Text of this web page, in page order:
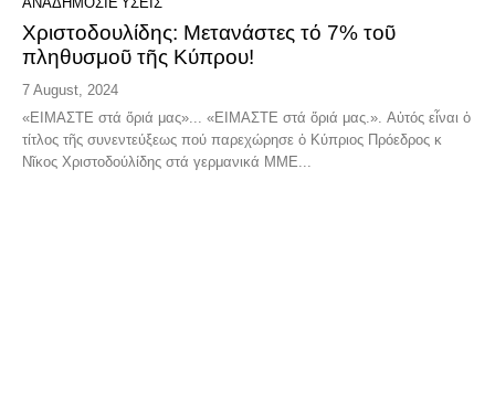
Χριστοδουλίδης: Μετανάστες τό 7% τοῦ
πληθυσμοῦ τῆς Κύπρου!
7 August, 2024
«ΕΙΜΑΣΤΕ στά ὅριά μας»... «ΕΙΜΑΣΤΕ στά ὅριά μας.». Αὐτός εἶναι ὁ
τίτλος τῆς συνεντεύξεως πού παρεχώρησε ὁ Κύπριος Πρόεδρος κ
Νῖκος Χριστοδούλίδης στά γερμανικά ΜΜΕ...